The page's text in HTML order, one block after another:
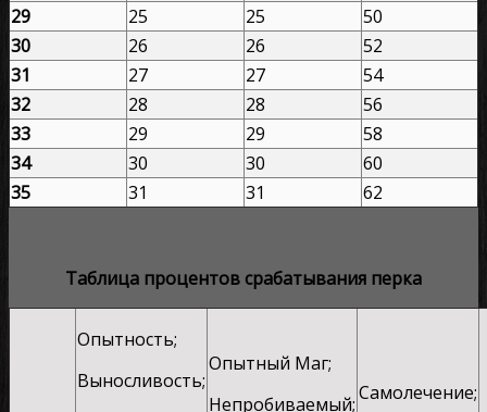
29
25 25
50
30
26 26
52
31
27 27
54
32
28 28
56
33
29 29
58
34
30 30
60
35
31 31 62
Таблица процентов срабатывания перка
Опытность;
Выносливость;
Опытный Маг;
Непробиваемый;Самолечение;